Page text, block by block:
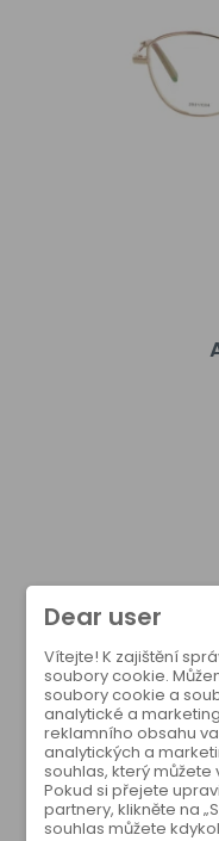
Dear user
Vítejte! K zajištění
soubory cookie.
soubory cookie a
analytické a
reklamního obsahu
analytických a
souhlas, který můžete
Pokud si přejete
partnery, klikněte na
souhlas můžete